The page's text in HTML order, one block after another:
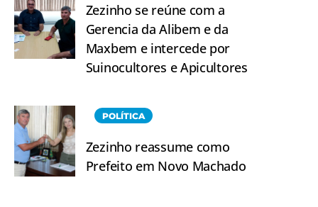
Zezinho se reúne com a
Gerencia da Alibem e da
Maxbem e intercede por
Suinocultores e Apicultores
POLÍTICA
Zezinho reassume como
Prefeito em Novo Machado